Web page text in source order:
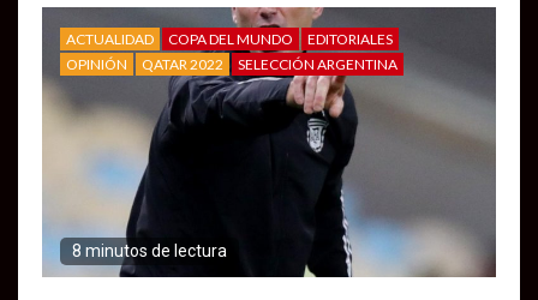
ACTUALIDAD COPA DEL MUNDO
EDITORIALES
OPINIÓN
QATAR 2022 SELECCIÓN ARGENTINA
8 minutos de lectura